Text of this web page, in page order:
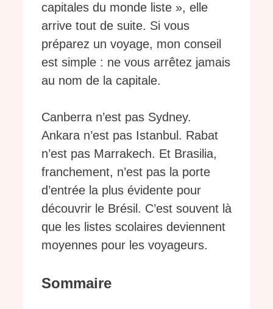
capitales du monde liste », elle
arrive tout de suite. Si vous
préparez un voyage, mon conseil
est simple : ne vous arrêtez jamais
au nom de la capitale.
Canberra n’est pas Sydney.
Ankara n’est pas Istanbul. Rabat
n’est pas Marrakech. Et Brasilia,
franchement, n’est pas la porte
d’entrée la plus évidente pour
découvrir le Brésil. C’est souvent là
que les listes scolaires deviennent
moyennes pour les voyageurs.
Sommaire